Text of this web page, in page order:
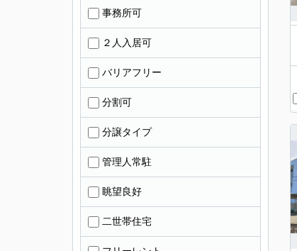
事務所可
２人入居可
バリアフリー
分割可
分譲タイプ
管理人常駐
眺望良好
二世帯住宅